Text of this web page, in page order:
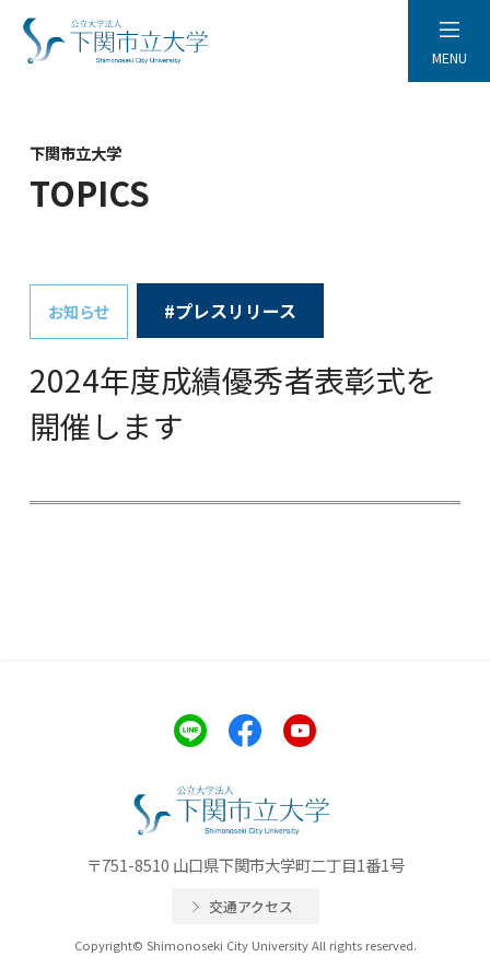
MENU
下関市立大学
TOPICS
お知らせ #プレスリリース
2024年度成績優秀者表彰式を
開催します
〒751-8510 山口県下関市大学町二丁目1番1号
交通アクセス
Copyright© Shimonoseki City University All rights reserved.